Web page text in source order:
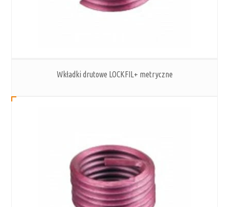
Wkładki drutowe LOCKFIL+ metryczne